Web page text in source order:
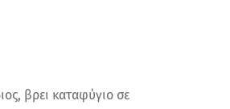
βρει καταφύγιο σε